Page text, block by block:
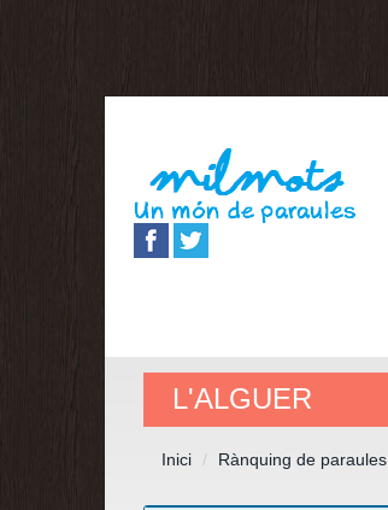
L'ALGUER
Inici Rànquing de paraules